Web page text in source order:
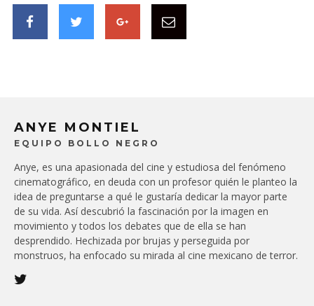
ANYE MONTIEL
EQUIPO BOLLO NEGRO
Anye, es una apasionada del cine y estudiosa del fenómeno
cinematográfico, en deuda con un profesor quién le planteo la
idea de preguntarse a qué le gustaría dedicar la mayor parte
de su vida. Así descubrió la fascinación por la imagen en
movimiento y todos los debates que de ella se han
desprendido. Hechizada por brujas y perseguida por
monstruos, ha enfocado su mirada al cine mexicano de terror.